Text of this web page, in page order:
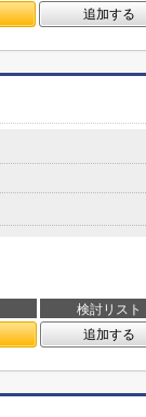
追加する
検討リスト
追加する